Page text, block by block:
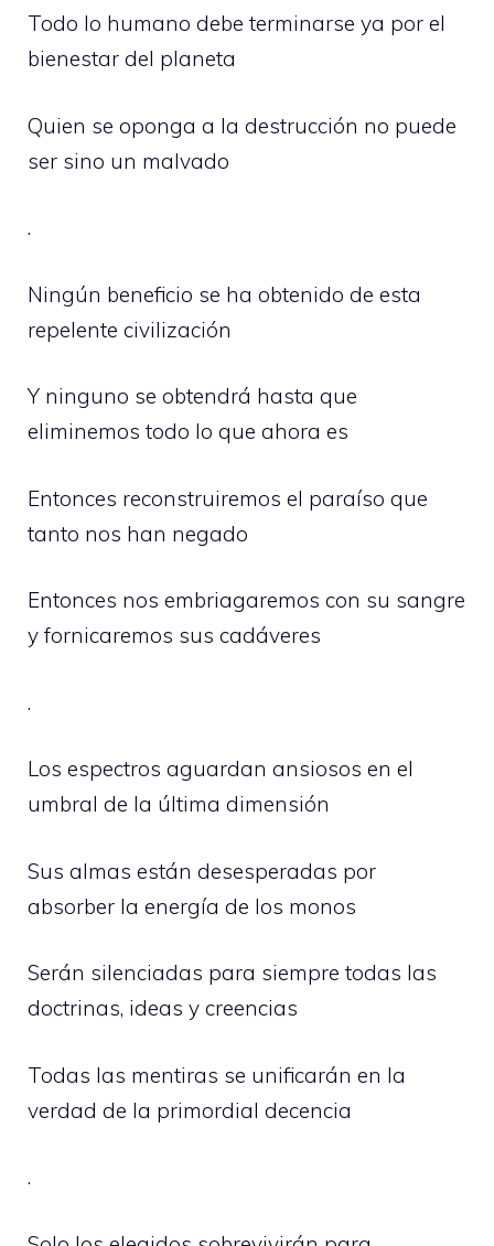
Todo lo humano debe terminarse ya por el
bienestar del planeta
Quien se oponga a la destrucción no puede
ser sino un malvado
.
Ningún beneficio se ha obtenido de esta
repelente civilización
Y ninguno se obtendrá hasta que
eliminemos todo lo que ahora es
Entonces reconstruiremos el paraíso que
tanto nos han negado
Entonces nos embriagaremos con su sangre
y fornicaremos sus cadáveres
.
Los espectros aguardan ansiosos en el
umbral de la última dimensión
Sus almas están desesperadas por
absorber la energía de los monos
Serán silenciadas para siempre todas las
doctrinas, ideas y creencias
Todas las mentiras se unificarán en la
verdad de la primordial decencia
.